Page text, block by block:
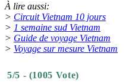
À lire aussi:
> Circuit Vietnam 10 jours
> 1 semaine sud Vietnam
> Guide de voyage Vietnam
> Voyage sur mesure Vietnam
5/5 - (1005 Vote)